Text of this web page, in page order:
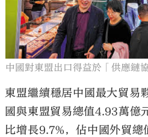
中國對東盟出口得益於「供應鏈協
東盟繼續穩居中國最大貿易
國與東盟貿易總值4.93萬億
比增長9.7%，佔中國外貿